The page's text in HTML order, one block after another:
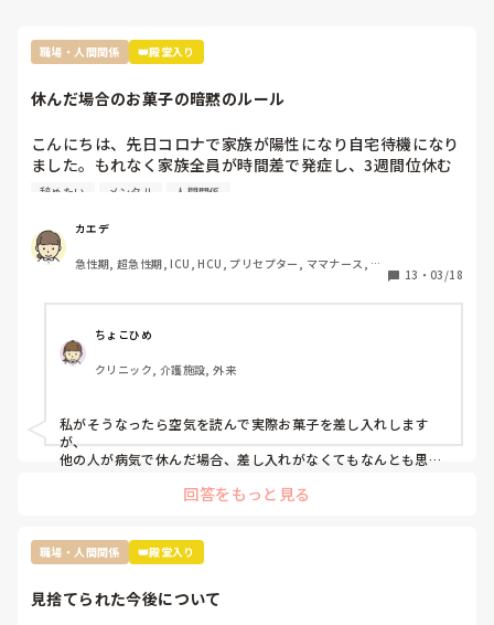
職場・人間関係 👑殿堂入り
休んだ場合のお菓子の暗黙のルール
こんにちは、先日コロナで家族が陽性になり自宅待機になり
ました。もれなく家族全員が時間差で発症し、3週間位休む
ことになりました。
菓子を4袋くらい買って行ったんですが…
裏であんなに迷惑かけたのにファミリーパックって馬鹿にさ
れてるよねとお局がクラークさんに言ってたんですよね。
いな感じ、やむを得ない理由での突発的な休みではファミリ
ーパックとかみんなで食べれるお菓子を買ってくるみたいな
暗黙のルールがありました。
転職して初めての何日も休む休みだし、他の方もコストコの
にしましたが…
ぶっちゃけ遊んでたわけではなくむしろコロナで苦しんでた
のにお菓子ごときでって話なんですけど、菓子折り買いに行
皆さんはそんな休んだらお菓子みたいなルールあります
辞めたい メンタル 人間関係
カエデ
急性期, 超急性期, ICU, HCU, プリセプター, ママナース, リ
13 ・ 03/18
ちょこひめ
クリニック, 介護施設, 外来
私がそうなったら空気を読んで実際お菓子を差し入れします
が、
他の人が病気で休んだ場合、差し入れがなくてもなんとも思わ
コロナ感染の類や急病の場合は特に、そんな余裕もないでしょ
ね。
当たり前なんだから、文句言う人の気持ちが全くわかりませ
回答をもっと見る
職場・人間関係 👑殿堂入り
見捨てられた今後について